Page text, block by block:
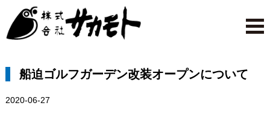
船迫ゴルフガーデン改装オープンについて
2020-06-27